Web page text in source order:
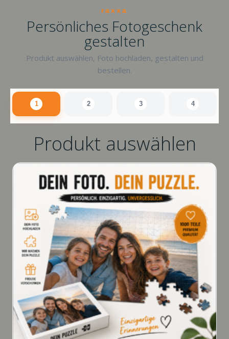
raxxa
Persönliches Fotogeschenk
gestalten
Produkt auswählen, Foto hochladen, gestalten und
bestellen.
1 2 3 4
Produkt auswählen